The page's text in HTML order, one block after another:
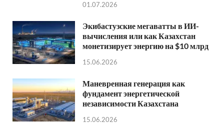
01.07.2026
Экибастузские мегаватты в ИИ-
вычисления или как Казахстан
монетизирует энергию на $10 млрд
15.06.2026
Маневренная генерация как
фундамент энергетической
независимости Казахстана
15.06.2026